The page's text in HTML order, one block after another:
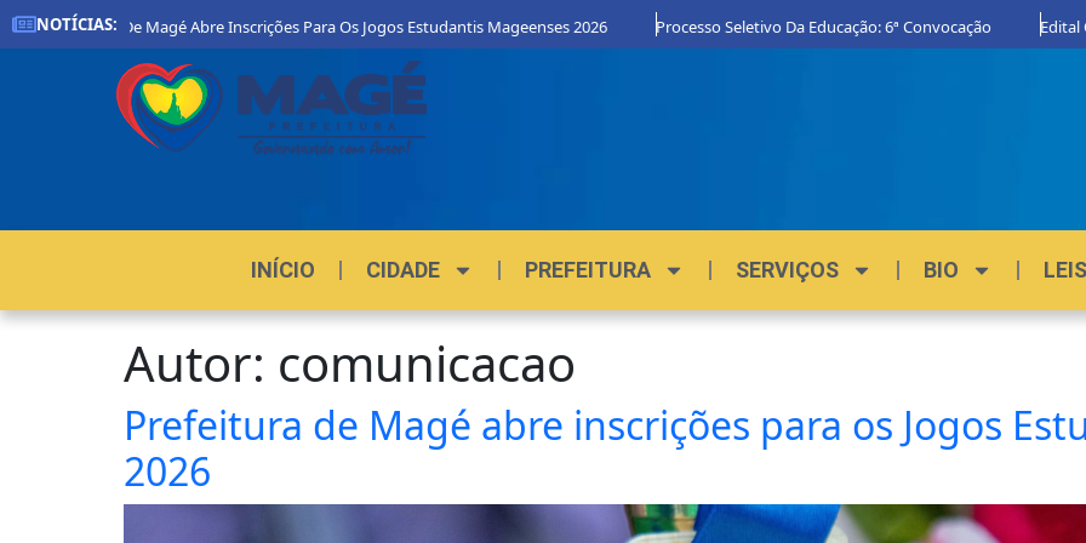
NOTÍCIAS:
De Magé Abre Inscrições Para Os Jogos Estudantis Mageenses 2026 Processo Seletivo Da Educação: 6ª Convocação Edital
INÍCIO CIDADE PREFEITURA SERVIÇOS BIO LEIS
Autor: comunicacao
Prefeitura de Magé abre inscrições para os Jogos
2026